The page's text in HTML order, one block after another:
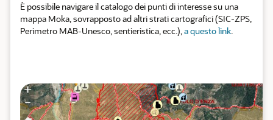
È possibile navigare il catalogo dei punti di interesse su una
mappa Moka, sovrapposto ad altri strati cartografici (SIC-ZPS,
Perimetro MAB-Unesco, sentieristica, ecc.),a questo link.